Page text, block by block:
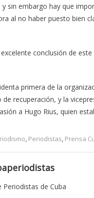
sin embargo hay que
al no haber puesto bien
conclusión de
primera de la
recuperación, y la
a Hugo Rius, quien
, Periodistas, Prensa
Periodistas de Cuba